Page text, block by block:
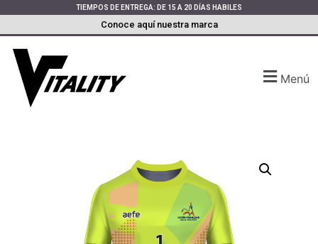
TIEMPOS DE ENTREGA: DE 15 A 20 DÍAS HABILES
Conoce aquí nuestra marca
Menú